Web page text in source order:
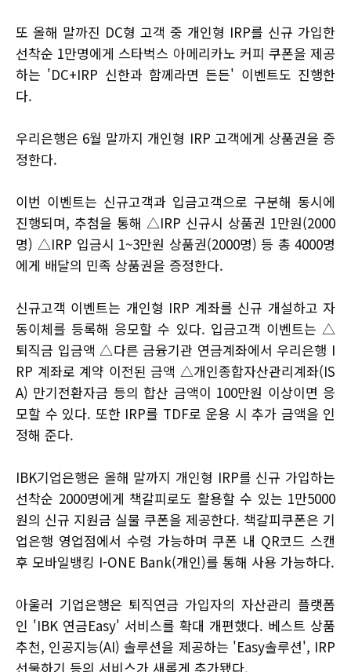
또 올해 말까진 DC형 고객 중 개인형 IRP를 신규 가입한
선착순 1만명에게 스타벅스 아메리카노 커피 쿠폰을 제공
하는 'DC+IRP 신한과 함께라면 든든' 이벤트도 진행한
다.
우리은행은 6월 말까지 개인형 IRP 고객에게 상품권을 증
정한다.
이번 이벤트는 신규고객과 입금고객으로 구분해 동시에
진행되며, 추첨을 통해 △IRP 신규시 상품권 1만원(2000
명) △IRP 입금시 1~3만원 상품권(2000명) 등 총 4000명
에게 배달의 민족 상품권을 증정한다.
신규고객 이벤트는 개인형 IRP 계좌를 신규 개설하고 자
동이체를 등록해 응모할 수 있다. 입금고객 이벤트는 △
퇴직금 입금액 △다른 금융기관 연금계좌에서 우리은행 I
RP 계좌로 계약 이전된 금액 △개인종합자산관리계좌(IS
A) 만기전환자금 등의 합산 금액이 100만원 이상이면 응
모할 수 있다. 또한 IRP를 TDF로 운용 시 추가 금액을 인
정해 준다.
IBK기업은행은 올해 말까지 개인형 IRP를 신규 가입하는
선착순 2000명에게 책갈피로도 활용할 수 있는 1만5000
원의 신규 지원금 실물 쿠폰을 제공한다. 책갈피쿠폰은 기
업은행 영업점에서 수령 가능하며 쿠폰 내 QR코드 스캔
후 모바일뱅킹 I-ONE Bank(개인)를 통해 사용 가능하다.
아울러 기업은행은 퇴직연금 가입자의 자산관리 플랫폼
인 'IBK 연금Easy' 서비스를 확대 개편했다. 베스트 상품
추천, 인공지능(AI) 솔루션을 제공하는 'Easy솔루션', IRP
선물하기 등의 서비스가 새롭게 추가됐다.